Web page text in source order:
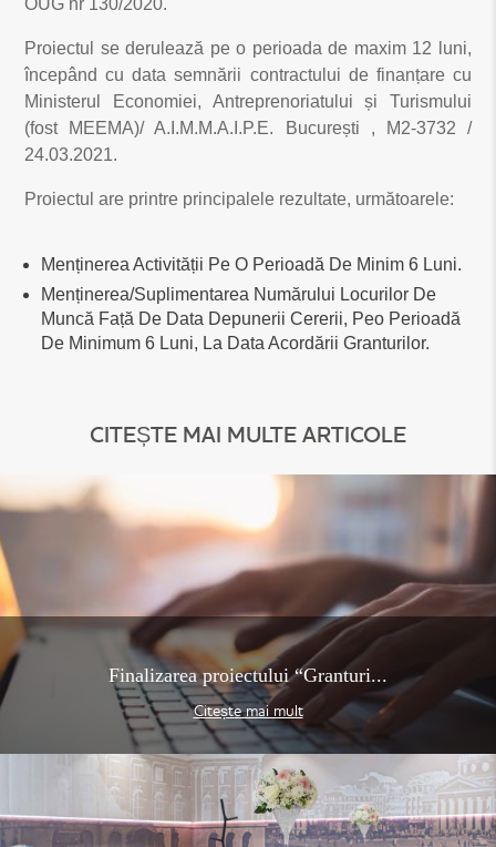
OUG nr 130/2020.
Proiectul se derulează pe o perioada de maxim 12 luni,
începând cu data semnării contractului de finanțare cu
Ministerul Economiei, Antreprenoriatului și Turismului
(fost MEEMA)/ A.I.M.M.A.I.P.E. București , M2-3732 /
24.03.2021.
Proiectul are printre principalele rezultate, următoarele:
Menținerea Activității Pe O Perioadă De Minim 6 Luni.
Menținerea/suplimentarea Numărului Locurilor De
Muncă Față De Data Depunerii Cererii, Peo Perioadă
De Minimum 6 Luni, La Data Acordării Granturilor.
CITEȘTE MAI MULTE ARTICOLE
Finalizarea proiectului “Granturi...
Citește mai mult